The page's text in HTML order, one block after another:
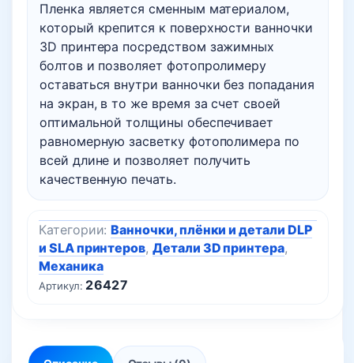
Пленка является сменным материалом,
который крепится к поверхности ванночки
3D принтера посредством зажимных
болтов и позволяет фотопролимеру
оставаться внутри ванночки без попадания
на экран, в то же время за счет своей
оптимальной толщины обеспечивает
равномерную засветку фотополимера по
всей длине и позволяет получить
качественную печать.
Артикул: 26427
Категории:Ванночки, плёнки и детали DLP
и SLA принтеров, Детали 3D принтера,
Механика